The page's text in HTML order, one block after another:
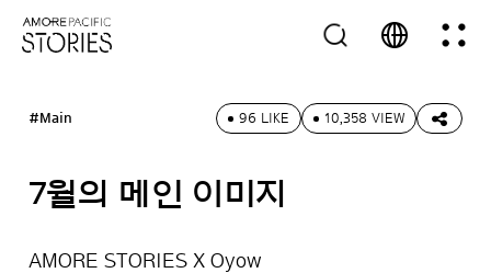
#Main 96 LIKE 10,358 VIEW
7월의 메인 이미지
AMORE STORIES X Oyow